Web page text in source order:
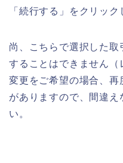
「 続行する 」をクリック
尚、こちらで選択した
することはできません（
変更をご希望の場合、
がありますので、間違え
い。